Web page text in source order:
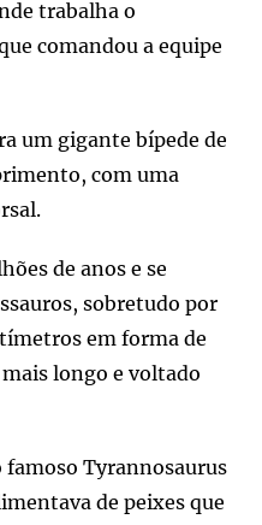
trabalha o
comandou a equipe
um gigante bípede de
com uma
de anos e se
sobretudo por
em forma de
longo e voltado
famoso Tyrannosaurus
de peixes que